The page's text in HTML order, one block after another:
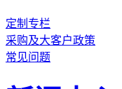
定制专栏
采购及大客户政策
常见问题